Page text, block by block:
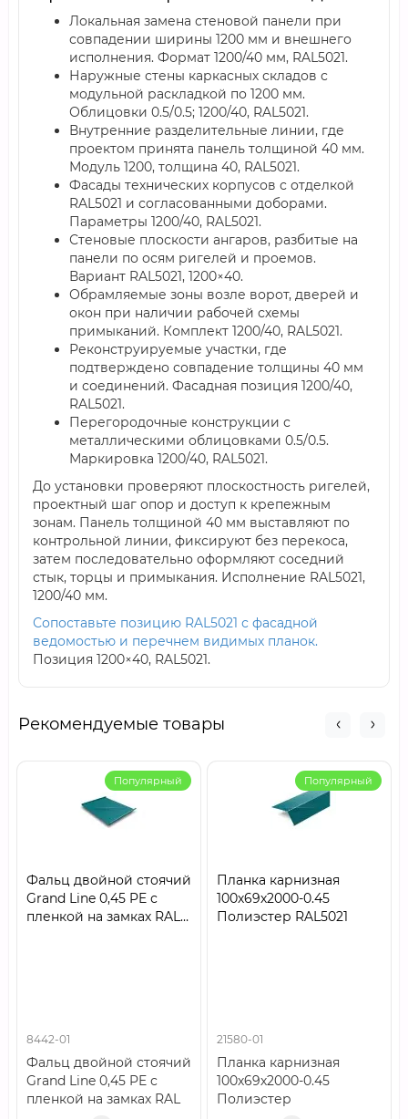
Локальная замена стеновой панели при
совпадении ширины 1200 мм и внешнего
исполнения. Формат 1200/40 мм, RAL5021.
Наружные стены каркасных складов с
модульной раскладкой по 1200 мм.
Облицовки 0.5/0.5; 1200/40, RAL5021.
Внутренние разделительные линии, где
проектом принята панель толщиной 40 мм.
Модуль 1200, толщина 40, RAL5021.
Фасады технических корпусов с отделкой
RAL5021 и согласованными доборами.
Параметры 1200/40, RAL5021.
Стеновые плоскости ангаров, разбитые на
панели по осям ригелей и проемов.
Вариант RAL5021, 1200×40.
Обрамляемые зоны возле ворот, дверей и
окон при наличии рабочей схемы
примыканий. Комплект 1200/40, RAL5021.
Реконструируемые участки, где
подтверждено совпадение толщины 40 мм
и соединений. Фасадная позиция 1200/40,
RAL5021.
Перегородочные конструкции с
металлическими облицовками 0.5/0.5.
Маркировка 1200/40, RAL5021.
До установки проверяют плоскостность ригелей,
проектный шаг опор и доступ к крепежным
зонам. Панель толщиной 40 мм выставляют по
контрольной линии, фиксируют без перекоса,
затем последовательно оформляют соседний
стык, торцы и примыкания. Исполнение RAL5021,
1200/40 мм.
Сопоставьте позицию RAL5021 с фасадной
ведомостью и перечнем видимых планок.
Позиция 1200×40, RAL5021.
Рекомендуемые товары
Популярный
Фальц двойной стоячий
Grand Line 0,45 PE с
пленкой на замках RAL
8442-01
Фальц двойной стоячий
Grand Line 0,45 PE с
пленкой на замках RAL
Популярный
Планка карнизная
100х69х2000-0.45
Полиэстер RAL5021
21580-01
Планка карнизная
100х69х2000-0.45
Полиэстер